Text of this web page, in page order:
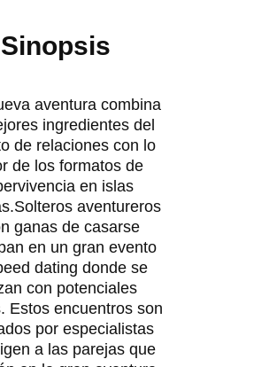
Sinopsis
aventura combina
ingredientes del
de relaciones con lo
de los formatos de
en islas
aventureros
ganas de casarse
en un gran evento
dating donde se
con potenciales
Estos encuentros son
por especialistas
a las parejas que